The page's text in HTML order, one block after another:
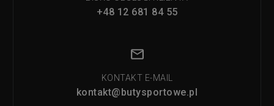
+48 12 681 84 55
KONTAKT E-MAIL
kontakt@butysportowe.pl